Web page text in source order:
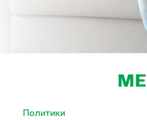
Политики